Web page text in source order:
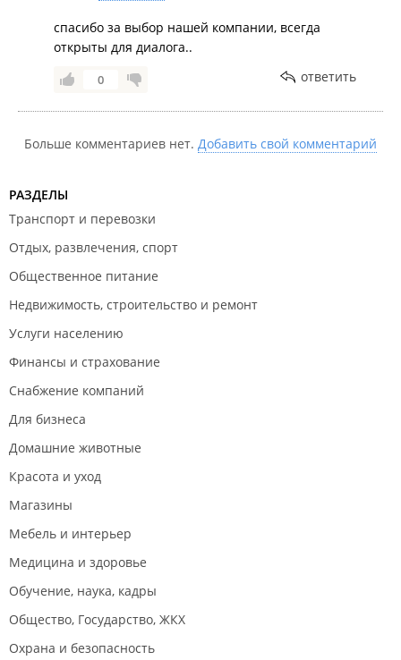
спасибо за выбор нашей компании, всегда
открыты для диалога..
0 ответить
Больше комментариев нет. Добавить свой комментарий
РАЗДЕЛЫ
Транспорт и перевозки
Отдых, развлечения, спорт
Общественное питание
Недвижимость, строительство и ремонт
Услуги населению
Финансы и страхование
Снабжение компаний
Для бизнеса
Домашние животные
Красота и уход
Магазины
Мебель и интерьер
Медицина и здоровье
Обучение, наука, кадры
Общество, Государство, ЖКХ
Охрана и безопасность